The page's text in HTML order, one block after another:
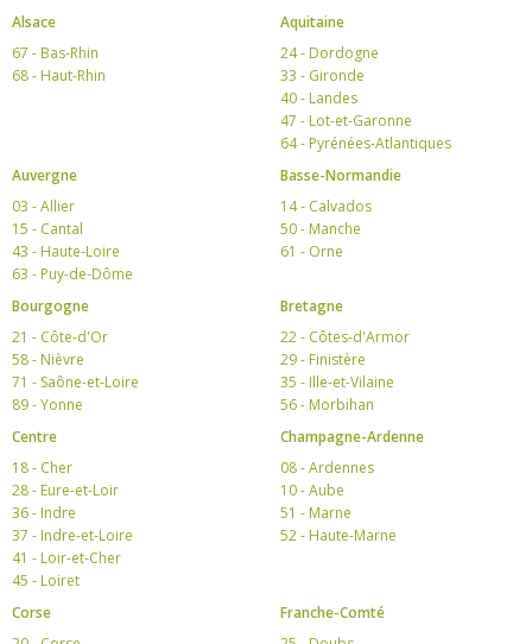
Alsace
67 - Bas-Rhin
68 - Haut-Rhin
Aquitaine
24 - Dordogne
33 - Gironde
40 - Landes
47 - Lot-et-Garonne
64 - Pyrénées-Atlantiques
Auvergne
03 - Allier
15 - Cantal
43 - Haute-Loire
63 - Puy-de-Dôme
Basse-Normandie
14 - Calvados
50 - Manche
61 - Orne
Bourgogne
21 - Côte-d'Or
58 - Nièvre
71 - Saône-et-Loire
89 - Yonne
Bretagne
22 - Côtes-d'Armor
29 - Finistère
35 - Ille-et-Vilaine
56 - Morbihan
Centre
18 - Cher
28 - Eure-et-Loir
36 - Indre
37 - Indre-et-Loire
41 - Loir-et-Cher
45 - Loiret
Champagne-Ardenne
08 - Ardennes
10 - Aube
51 - Marne
52 - Haute-Marne
Corse
Franche-Comté